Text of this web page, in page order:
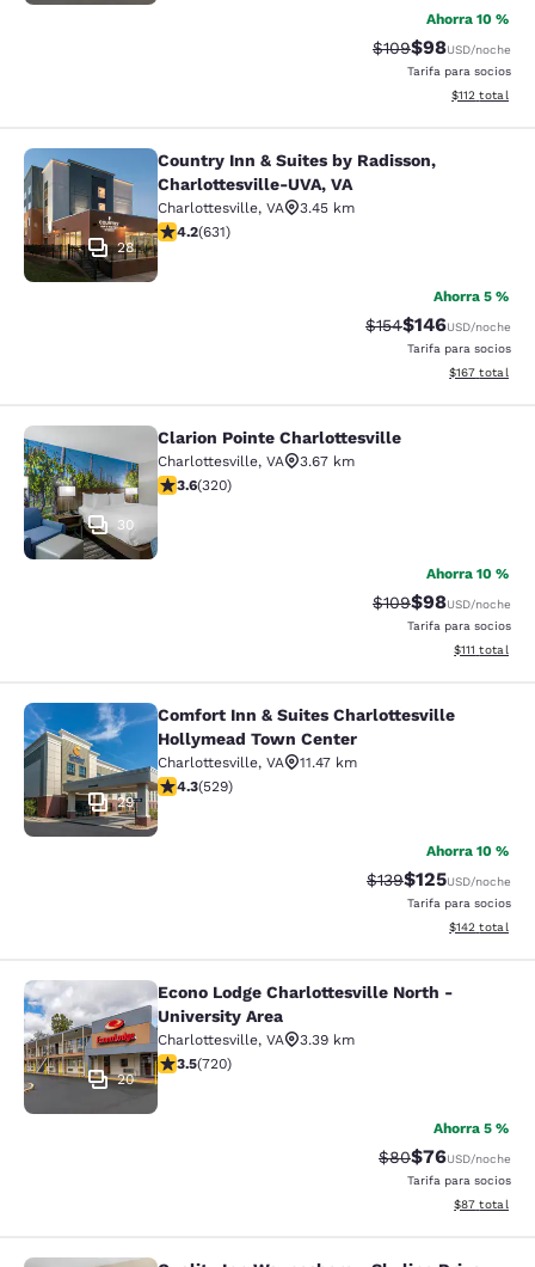
Ahorra 10 %
Precio tachado:
$109Precio con
$98USD/noche
Tarifa para socios
Ver detalles
$112 total
Country Inn & Suites by Radisson,
28
Country Inn & Suites by Radisson,
Charlottesville-UVA, VA
Charlottesville, VA
3.45 km
calificación de 4.21 estrellas. Excelente. 631 reseñas
4.2(631)
Ahorra 5 %
Precio tachado:
$154Precio con
$146USD/noche
Tarifa para socios
Ver detalles
$167 total
Clarion Pointe Charlottesville
30
Clarion Pointe Charlottesville
Charlottesville, VA
3.67 km
calificación de 3.59 estrellas. Bueno. 320 reseñas
3.6(320)
Ahorra 10 %
Precio tachado:
$109Precio con
$98USD/noche
Tarifa para socios
Ver detalles
$111 total
Comfort Inn & Suites
29
Comfort Inn & Suites Charlottesville
Hollymead Town Center
Charlottesville, VA
11.47 km
calificación de 4.35 estrellas. Excelente. 529 reseñas
4.3(529)
Ahorra 10 %
Precio tachado:
$139Precio con
$125USD/noche
Tarifa para socios
Ver detalles
$142 total
Econo Lodge Charlottesville North
20
Econo Lodge Charlottesville North -
University Area
Charlottesville, VA
3.39 km
calificación de 3.53 estrellas. Bueno. 720 reseñas
3.5(720)
Ahorra 5 %
Precio tachado:
$80Precio con
$76USD/noche
Tarifa para socios
Ver detalles
$87 total